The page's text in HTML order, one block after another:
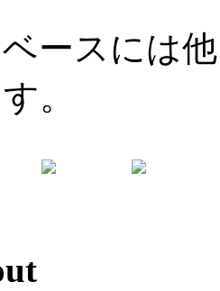
ースには
。